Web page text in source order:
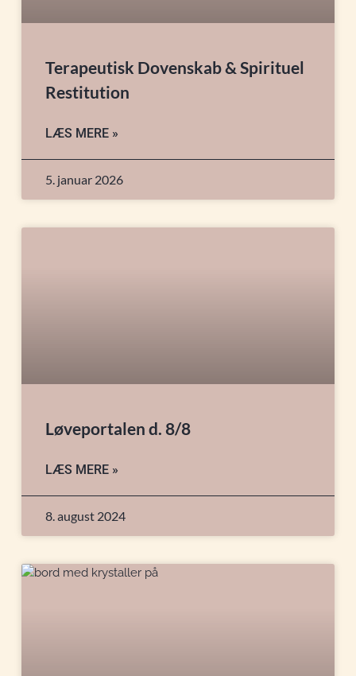
Terapeutisk Dovenskab & Spirituel
Restitution
LÆS MERE »
5. januar 2026
Løveportalen d. 8/8
LÆS MERE »
8. august 2024